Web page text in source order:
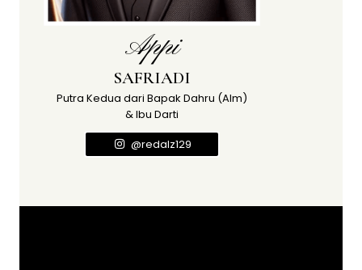
Appi
SAFRIADI
Putra Kedua dari Bapak Dahru (Alm)
& Ibu Darti
@redalz129